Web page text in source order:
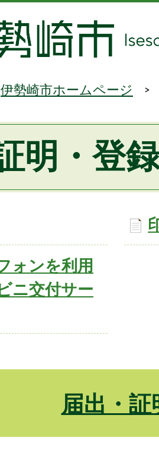
伊勢崎市ホームページ
明・登録
ォンを利用
ニ交付サー
届出・証